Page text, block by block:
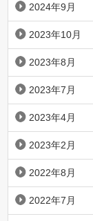
2024年9月
2023年10月
2023年8月
2023年7月
2023年4月
2023年2月
2022年8月
2022年7月